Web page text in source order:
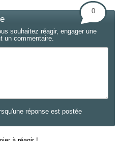
0
souhaitez réagir, engager une
un commentaire.
réponse est postée